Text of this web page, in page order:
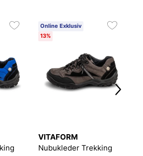
Online Exklusiv
13%
VITAFORM
Nubukleder Trekking